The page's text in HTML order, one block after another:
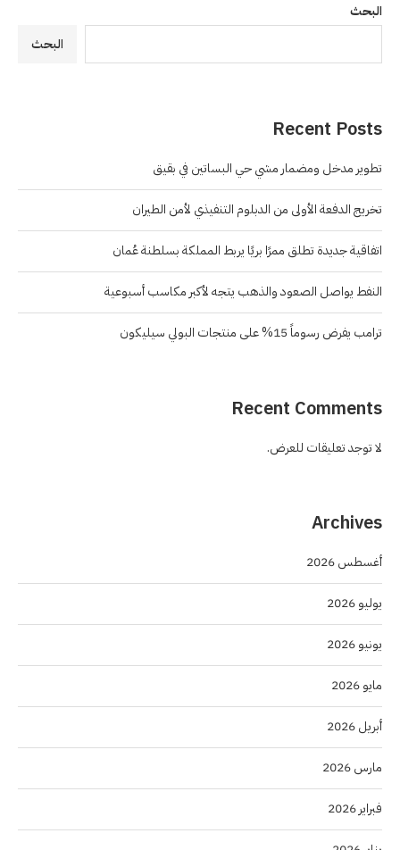
البحث
البحث
Recent Posts
تطوير مدخل ومضمار مشي حي البساتين في بقيق
تخريج الدفعة الأولى من الدبلوم التنفيذي لأمن الطيران
اتفاقية جديدة تطلق ممرًا بريًا يربط المملكة بسلطنة عُمان
النفط يواصل الصعود والذهب يتجه لأكبر مكاسب أسبوعية
ترامب يفرض رسوماً 15% على منتجات البولي سيليكون
Recent Comments
لا توجد تعليقات للعرض.
Archives
أغسطس 2026
يوليو 2026
يونيو 2026
مايو 2026
أبريل 2026
مارس 2026
فبراير 2026